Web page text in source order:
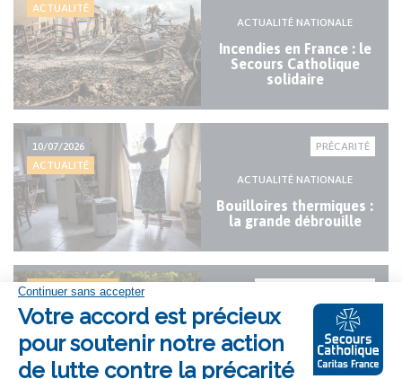
ACTUALITÉ
ACTUALITÉ NATIONALE
Incendies en France : le
Secours Catholique
solidaire
10/07/2026
ACTUALITÉ
PRÉCARITÉ
ACTUALITÉ NATIONALE
Bouilloires thermiques :
la grande débrouille
LE 23/05/2026
Les 80 ans du Secours
Catholique : la
fraternité en fête dans